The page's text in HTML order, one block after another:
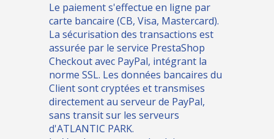
Le paiement s'effectue en ligne par
carte bancaire (CB, Visa, Mastercard).
La sécurisation des transactions est
assurée par le service PrestaShop
Checkout avec PayPal, intégrant la
norme SSL. Les données bancaires du
Client sont cryptées et transmises
directement au serveur de PayPal,
sans transit sur les serveurs
d'ATLANTIC PARK.